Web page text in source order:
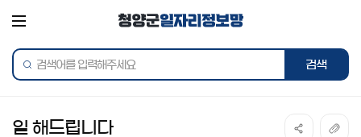
통합검색
일 해드립니다